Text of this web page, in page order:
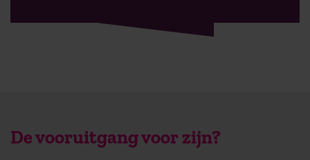
De vooruitgang voor zijn?